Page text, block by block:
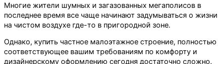
Многие жители шумных и загазованных мегаполисов в
последнее время все чаще начинают задумываться о жизни
на чистом воздухе где-то в пригородной зоне.
Однако, купить частное малоэтажное строение, полностью
соответствующее вашим требованиям по комфорту и
дизайнерскому оформлению сегодня достаточно сложно.